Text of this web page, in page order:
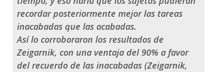
recordar posteriormente mejor las tareas
inacabadas que las acabadas.
Así lo corroboraron los resultados de
Zeigarnik, con una ventaja del 90% a favor
del recuerdo de las inacabadas (Zeigarnik,